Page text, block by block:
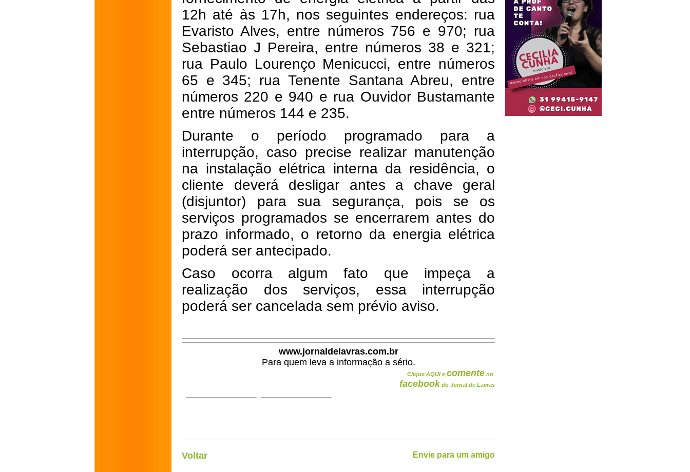
12h até às 17h, nos seguintes endereços: rua
Evaristo Alves, entre números 756 e 970; rua
Sebastiao J Pereira, entre números 38 e 321;
rua Paulo Lourenço Menicucci, entre números
65 e 345; rua Tenente Santana Abreu, entre
números 220 e 940 e rua Ouvidor Bustamante
entre números 144 e 235.
Durante o período programado para a
interrupção, caso precise realizar manutenção
na instalação elétrica interna da residência, o
cliente deverá desligar antes a chave geral
(disjuntor) para sua segurança, pois se os
serviços programados se encerrarem antes do
prazo informado, o retorno da energia elétrica
poderá ser antecipado.
Caso ocorra algum fato que impeça a
realização dos serviços, essa interrupção
poderá ser cancelada sem prévio aviso.
www.jornaldelavras.com.br
Para quem leva a informação a sério.
Clique AQUI e comente no
facebook do Jornal de Lavras
Voltar Envie para um amigo